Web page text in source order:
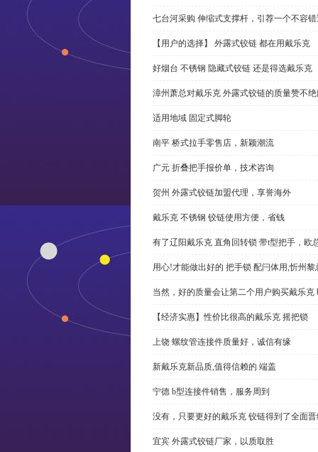
七台河采购 伸缩式支撑杆，引荐一个不容
【用户的选择】 外露式铰链 都在用戴乐克
好烟台 不锈钢 隐藏式铰链 还是得选戴乐克
漳州萧总对戴乐克 外露式铰链的质量赞不
适用地域 固定式脚轮
南平 桥式拉手零售店，新颖潮流
广元 折叠把手报价单，技术咨询
贺州 外露式铰链加盟代理，享誉海外
戴乐克 不锈钢 铰链使用方便，省钱
有了辽阳戴乐克 直角回转锁 带t型把手，欧
用心!才能做出好的 把手锁 配闩体用,忻州黎
当然，好的质量会让第二个用户购买戴乐克
【经济实惠】性价比很高的戴乐克 摇把锁
上饶 螺纹管连接件质量好，诚信有缘
新戴乐克新品质,值得信赖的 端盖
宁德 b型连接件销售，服务周到
没有，只要更好的戴乐克 铰链得到了全面
宜宾 外露式铰链厂家，以质取胜